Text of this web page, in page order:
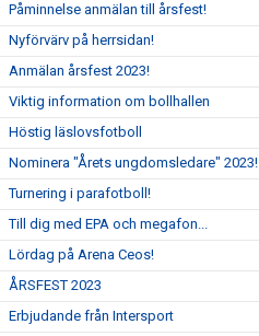
Påminnelse anmälan till årsfest!
Nyförvärv på herrsidan!
Anmälan årsfest 2023!
Viktig information om bollhallen
Höstig läslovsfotboll
Nominera "Årets ungdomsledare" 2023!
Turnering i parafotboll!
Till dig med EPA och megafon...
Lördag på Arena Ceos!
ÅRSFEST 2023
Erbjudande från Intersport